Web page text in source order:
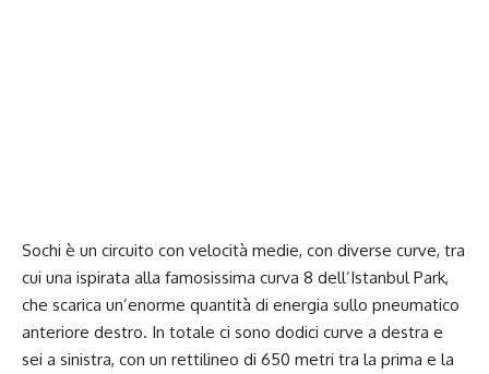
Sochi è un circuito con velocità medie, con diverse curve, tra
cui una ispirata alla famosissima curva 8 dell’Istanbul Park,
che scarica un’enorme quantità di energia sullo pneumatico
anteriore destro. In totale ci sono dodici curve a destra e
sei a sinistra, con un rettilineo di 650 metri tra la prima e la